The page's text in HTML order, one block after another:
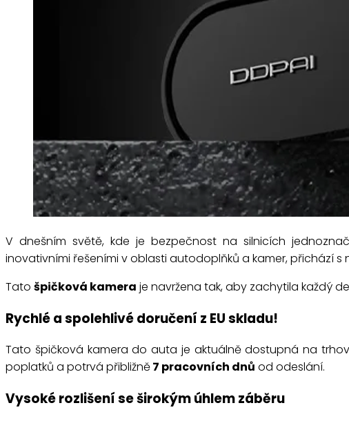
V dnešním světě, kde je bezpečnost na silnicích
inovativními řešeními v oblasti autodoplňků a kamer, přichází s
Tato špičková kamera je navržena tak, aby zachytila každý
Rychlé a spolehlivé doručení z EU skladu!
Tato špičková kamera do auta je aktuálně dostupná na
poplatků a potrvá přibližně7 pracovních dnů od odeslání.
Vysoké rozlišení se širokým úhlem záběru